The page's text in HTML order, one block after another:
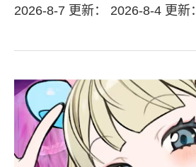
2026-8-7 更新： 2026-8-4 更